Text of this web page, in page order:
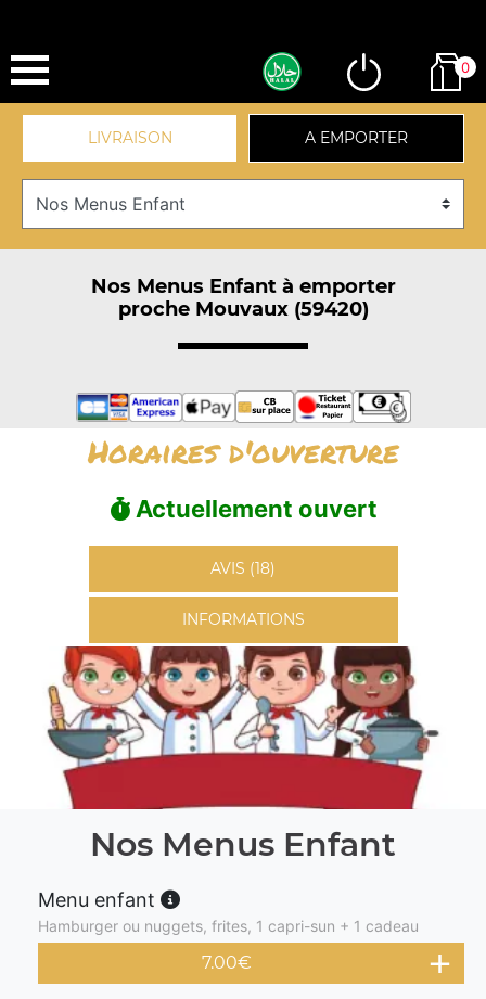
0
LIVRAISON A EMPORTER
Nos Menus Enfant à emporter
proche Mouvaux (59420)
Horaires d'ouverture
Actuellement ouvert
AVIS (18)
INFORMATIONS
Nos Menus Enfant
Menu enfant
Hamburger ou nuggets, frites, 1 capri-sun + 1 cadeau
7.00€